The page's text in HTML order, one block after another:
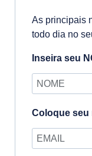
As principais
todo dia no
Inseira seu
Coloque seu